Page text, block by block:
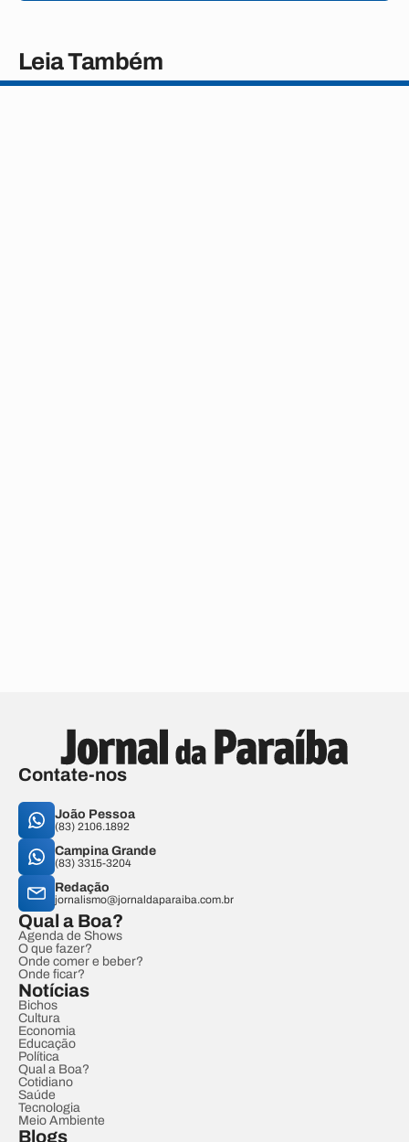
Leia Também
Contate-nos
João Pessoa
(83) 2106.1892
Campina Grande
(83) 3315-3204
Redação
jornalismo@jornaldaparaiba.com.br
Qual a Boa?
Agenda de Shows
O que fazer?
Onde comer e beber?
Onde ficar?
Notícias
Bichos
Cultura
Economia
Educação
Política
Qual a Boa?
Cotidiano
Saúde
Tecnologia
Meio Ambiente
Blogs